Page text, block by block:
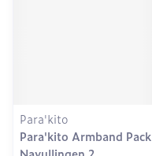
Para'kito
Para'kito Armband Pack